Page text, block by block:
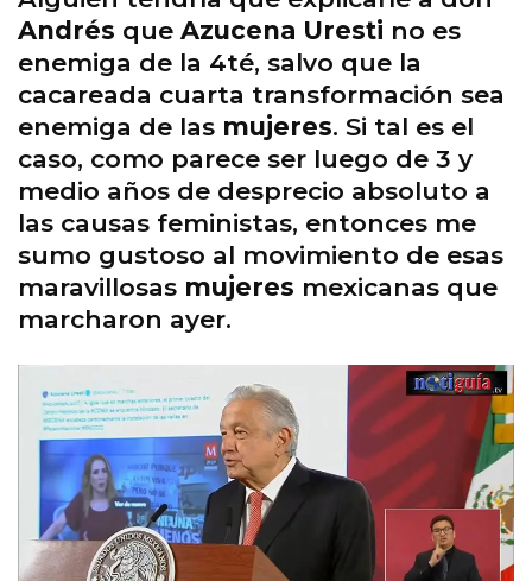
Andrés que Azucena Uresti no es
enemiga de la 4té, salvo que la
cacareada cuarta transformación sea
enemiga de las mujeres. Si tal es el
caso, como parece ser luego de 3 y
medio años de desprecio absoluto a
las causas feministas, entonces me
sumo gustoso al movimiento de esas
maravillosas mujeres mexicanas que
marcharon ayer.